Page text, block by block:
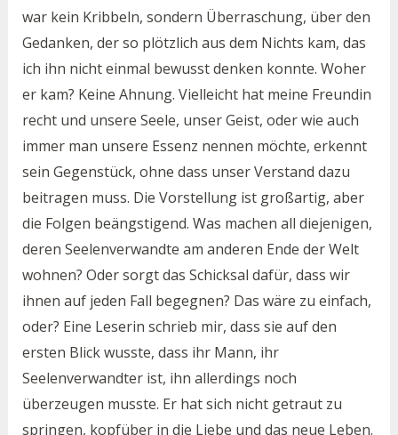
war kein Kribbeln, sondern Überraschung, über den
Gedanken, der so plötzlich aus dem Nichts kam, das
ich ihn nicht einmal bewusst denken konnte. Woher
er kam? Keine Ahnung. Vielleicht hat meine Freundin
recht und unsere Seele, unser Geist, oder wie auch
immer man unsere Essenz nennen möchte, erkennt
sein Gegenstück, ohne dass unser Verstand dazu
beitragen muss. Die Vorstellung ist großartig, aber
die Folgen beängstigend. Was machen all diejenigen,
deren Seelenverwandte am anderen Ende der Welt
wohnen? Oder sorgt das Schicksal dafür, dass wir
ihnen auf jeden Fall begegnen? Das wäre zu einfach,
oder? Eine Leserin schrieb mir, dass sie auf den
ersten Blick wusste, dass ihr Mann, ihr
Seelenverwandter ist, ihn allerdings noch
überzeugen musste. Er hat sich nicht getraut zu
springen, kopfüber in die Liebe und das neue Leben.